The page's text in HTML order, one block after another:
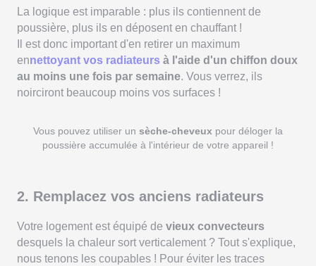
La logique est imparable : plus ils contiennent de
poussière, plus ils en déposent en chauffant !
Il est donc important d'en retirer un maximum
ennettoyant vos radiateurs à l'aide d'un chiffon doux
au moins une fois par semaine. Vous verrez, ils
noirciront beaucoup moins vos surfaces !
Vous pouvez utiliser un sèche-cheveux pour déloger la
poussière accumulée à l'intérieur de votre appareil !
2. Remplacez vos anciens radiateurs
Votre logement est équipé de vieux convecteurs
desquels la chaleur sort verticalement ? Tout s'explique,
nous tenons les coupables ! Pour éviter les traces